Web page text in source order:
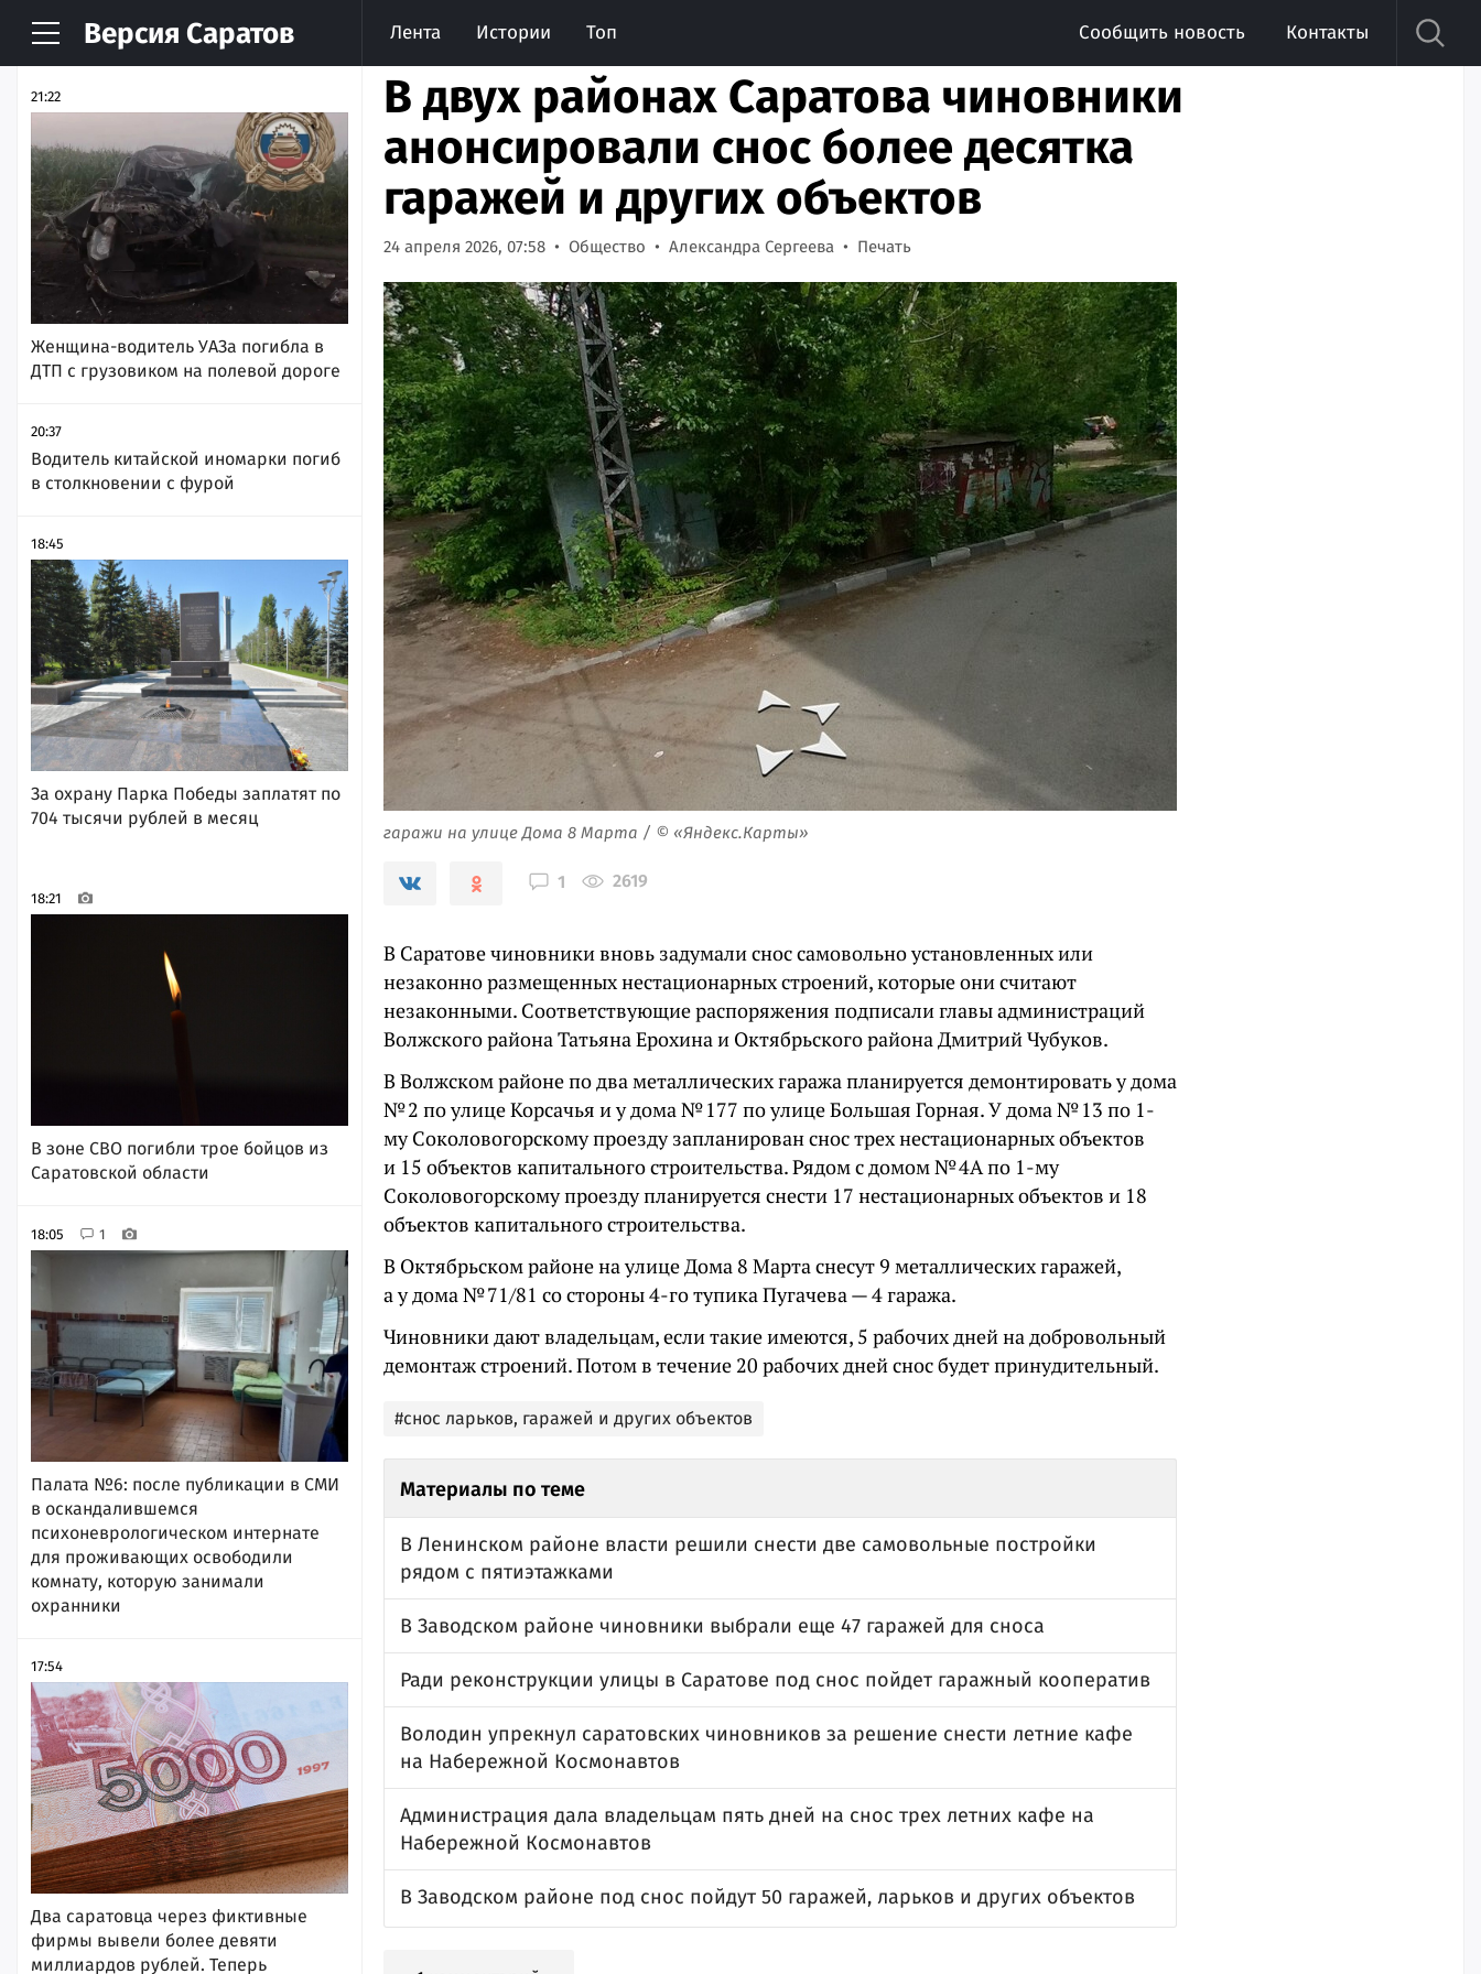
Версия Саратов Лента Истории Топ Сообщить новость Контакты
НОВОСТИ АРХИВ
21:22
Женщина-водитель УАЗа погибла в
ДТП с грузовиком на полевой дороге
20:37
Водитель китайской иномарки погиб
в столкновении с фурой
18:45
За охрану Парка Победы заплатят по
704 тысячи рублей в месяц
18:21
В зоне СВО погибли трое бойцов из
Саратовской области
18:05 1
Палата №6: после публикации в СМИ
в оскандалившемся
психоневрологическом интернате
для проживающих освободили
комнату, которую занимали
охранники
17:54
Два саратовца через фиктивные
фирмы вывели более девяти
миллиардов рублей. Теперь
В двух районах Саратова чиновники
анонсировали снос более десятка
гаражей и других объектов
24 апреля 2026, 07:58 Общество Александра Сергеева Печать
гаражи на улице Дома 8 Марта / © «Яндекс.Карты»
1 2619
В Саратове чиновники вновь задумали снос самовольно установленных или
незаконно размещенных нестационарных строений, которые они считают
незаконными. Соответствующие распоряжения подписали главы администраций
Волжского района Татьяна Ерохина и Октябрьского района Дмитрий Чубуков.
В Волжском районе по два металлических гаража планируется демонтировать у дома
№ 2 по улице Корсачья и у дома № 177 по улице Большая Горная. У дома № 13 по 1-
му Соколовогорскому проезду запланирован снос трех нестационарных объектов
и 15 объектов капитального строительства. Рядом с домом № 4А по 1-му
Соколовогорскому проезду планируется снести 17 нестационарных объектов и 18
объектов капитального строительства.
В Октябрьском районе на улице Дома 8 Марта снесут 9 металлических гаражей,
а у дома № 71/81 co стороны 4-го тупика Пугачева — 4 гаража.
Чиновники дают владельцам, если такие имеются, 5 рабочих дней на добровольный
демонтаж строений. Потом в течение 20 рабочих дней снос будет принудительный.
#снос ларьков, гаражей и других объектов
Материалы по теме
В Ленинском районе власти решили снести две самовольные постройки
рядом с пятиэтажками
В Заводском районе чиновники выбрали еще 47 гаражей для сноса
Ради реконструкции улицы в Саратове под снос пойдет гаражный кооператив
Володин упрекнул саратовских чиновников за решение снести летние кафе
на Набережной Космонавтов
Администрация дала владельцам пять дней на снос трех летних кафе на
Набережной Космонавтов
В Заводском районе под снос пойдут 50 гаражей, ларьков и других объектов